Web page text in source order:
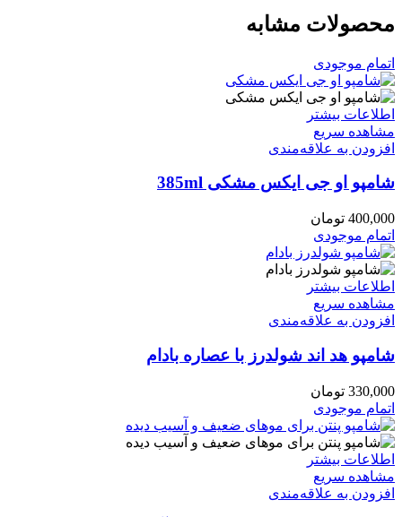
محصولات مشابه
اتمام موجودی
اطلاعات بیشتر
مشاهده سریع
افزودن به علاقه‌مندی
شامپو او جی ایکس مشکی 385ml
400,000 تومان
اتمام موجودی
اطلاعات بیشتر
مشاهده سریع
افزودن به علاقه‌مندی
شامپو هد اند شولدرز با عصاره بادام
330,000 تومان
اتمام موجودی
اطلاعات بیشتر
مشاهده سریع
افزودن به علاقه‌مندی